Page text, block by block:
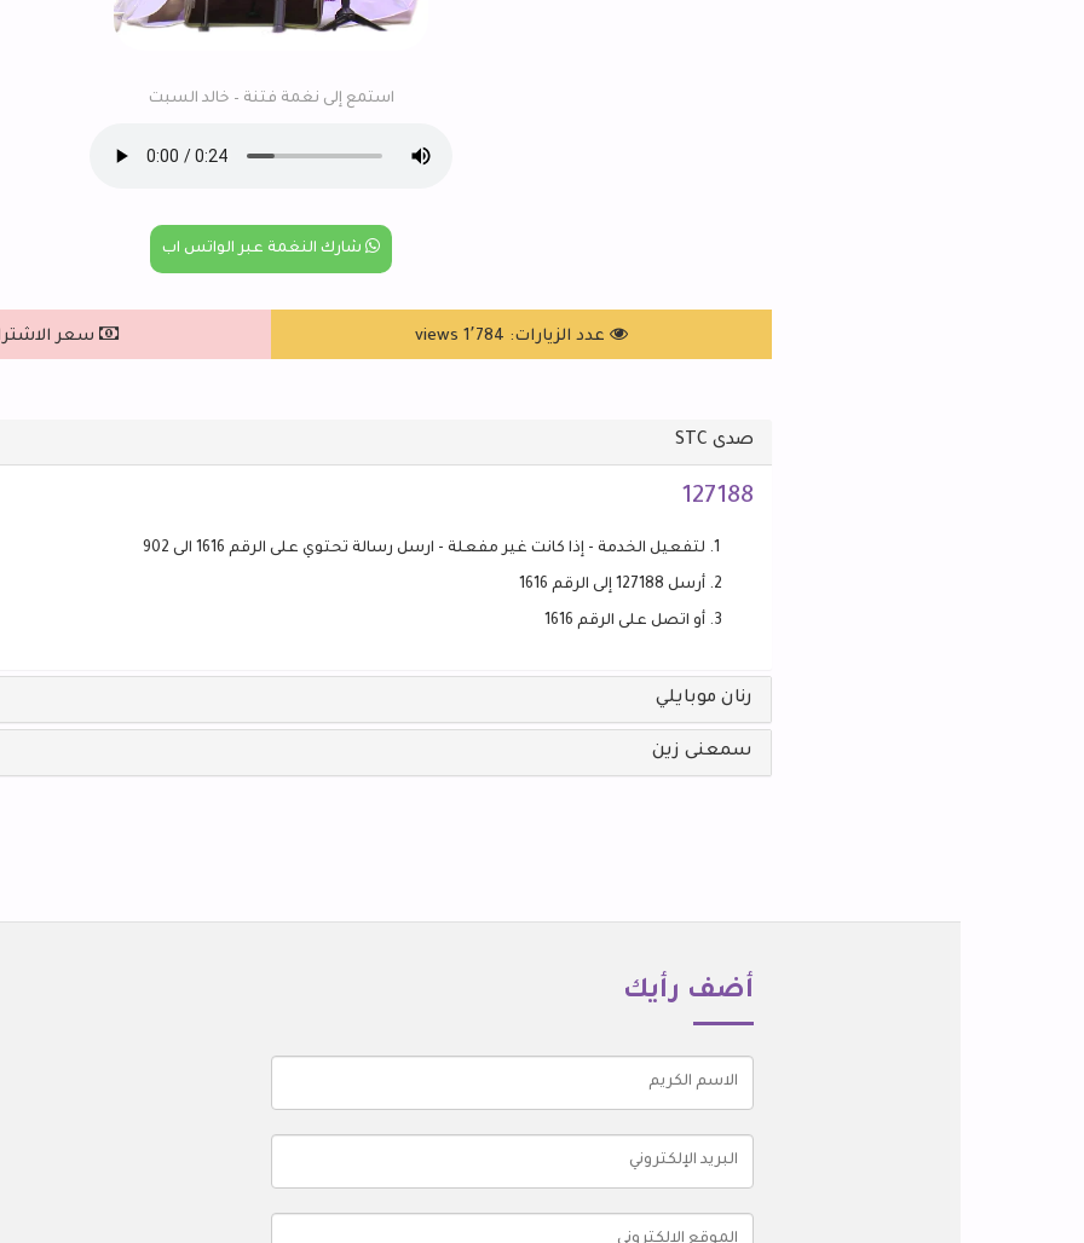
استمع إلى نغمة فتنة – خالد السبت
شارك النغمة عبر الواتس اب
عدد الزيارات: 1٬784 views سعر الاشتراك :
صدى STC
127188
لتفعيل الخدمة - إذا كانت غير مفعلة - ارسل رسالة تحتوي على الرقم 1616 الى 902
أرسل 127188 إلى الرقم 1616
أو اتصل على الرقم 1616
رنان موبايلي
سمعنى زين
أضف رأيك